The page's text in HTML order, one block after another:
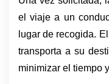
el viaje a un
lugar de recogida.
transporta a su
minimizar el tiempo